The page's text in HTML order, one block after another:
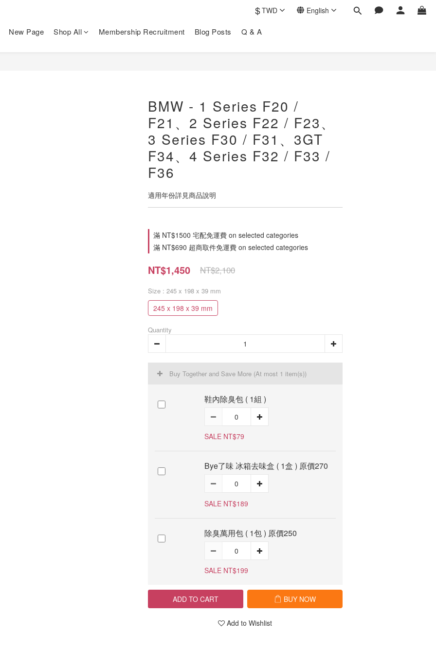
$TWD English
New Page Shop All Membership Recruitment Blog Posts Q & A
BMW - 1 Series F20 /
F21、2 Series F22 / F23、
3 Series F30 / F31、3GT
F34、4 Series F32 / F33 /
F36
適用年份詳見商品說明
滿 NT$1500 宅配免運費 on selected categories
滿 NT$690 超商取件免運費 on selected categories
NT$1,450 NT$2,100
Size : 245 x 198 x 39 mm
245 x 198 x 39 mm
Quantity
Buy Together and Save More (At most 1 item(s))
鞋內除臭包 ( 1組 )
SALE NT$79
Bye了味 冰箱去味盒 ( 1盒 ) 原價270
SALE NT$189
除臭萬用包 ( 1包 ) 原價250
SALE NT$199
ADD TO CART BUY NOW
Add to Wishlist